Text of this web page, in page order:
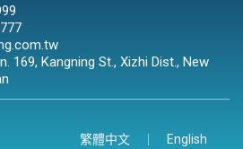
169, Kangning St., Xizhi Dist., New
繁體中文 English